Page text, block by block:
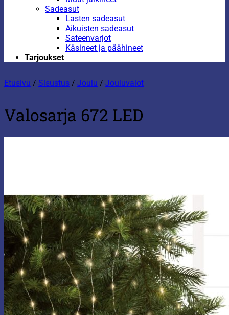
Sadeasut
Lasten sadeasut
Aikuisten sadeasut
Sateenvarjot
Käsineet ja päähineet
Tarjoukset
Etusivu / Sisustus / Joulu / Jouluvalot
Valosarja 672 LED